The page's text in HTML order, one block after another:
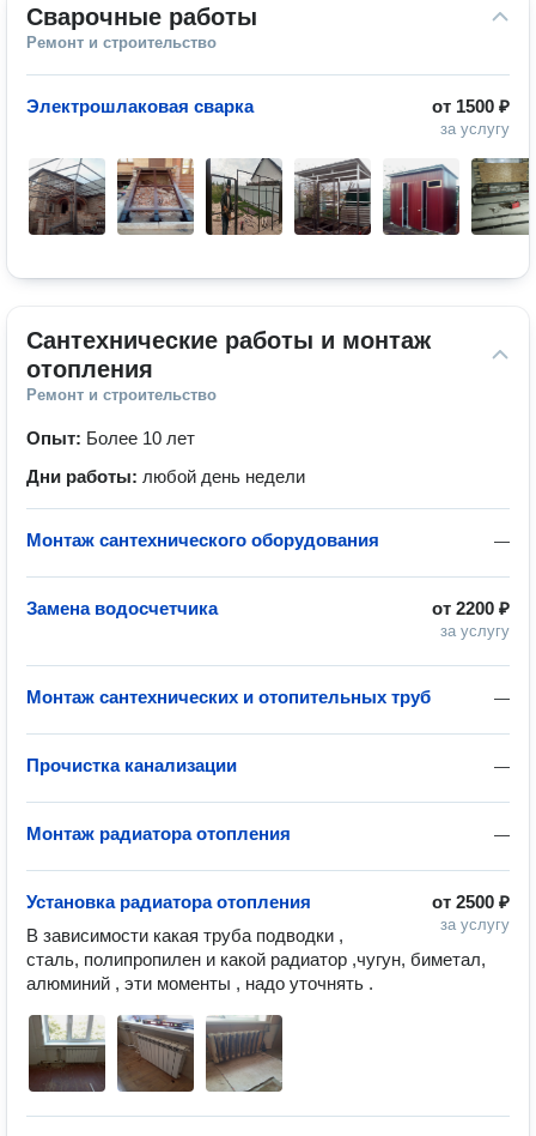
Сварочные работы
Ремонт и строительство
от 1500 ₽
за услугу
Электрошлаковая сварка
Сантехнические работы и монтаж
отопления
Ремонт и строительство
Опыт: Более 10 лет
Дни работы: любой день недели
—
Монтаж сантехнического оборудования
от 2200 ₽
за услугу
Замена водосчетчика
—
Монтаж сантехнических и отопительных труб
—
Прочистка канализации
—
Монтаж радиатора отопления
от 2500 ₽
за услугу
Установка радиатора отопления
В зависимости какая труба подводки ,
сталь, полипропилен и какой радиатор ,чугун, биметал,
алюминий , эти моменты , надо уточнять .